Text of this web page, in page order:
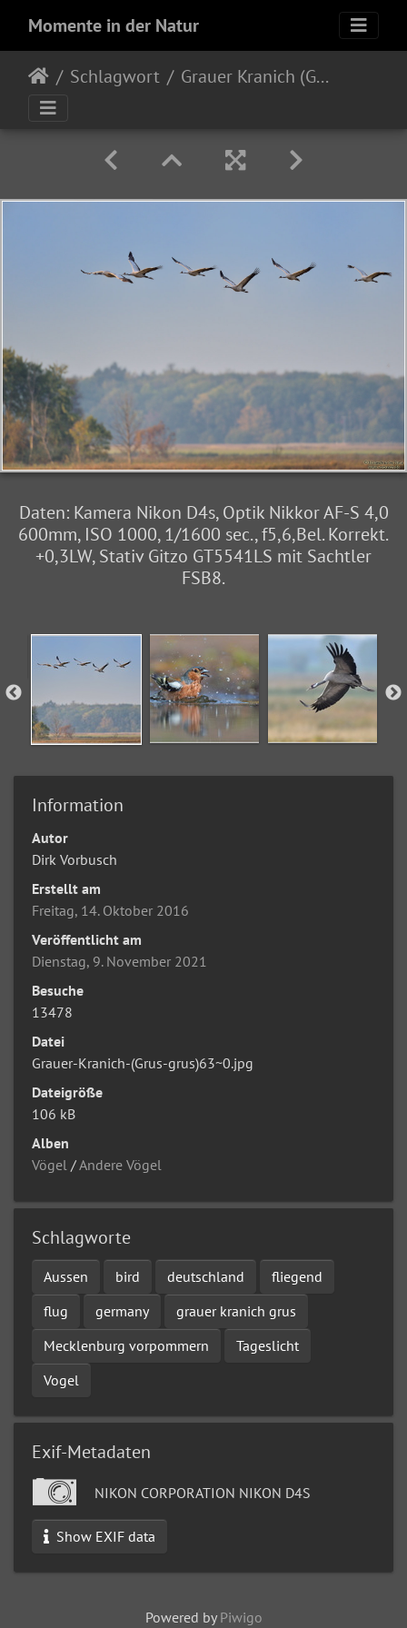
Momente in der Natur
Schlagwort Grauer Kranich (Grus grus)
Daten: Kamera Nikon D4s, Optik Nikkor AF-S 4,0
600mm, ISO 1000, 1/1600 sec., f5,6,Bel. Korrekt.
+0,3LW, Stativ Gitzo GT5541LS mit Sachtler
FSB8.
Information
Autor
Dirk Vorbusch
Erstellt am
Freitag, 14. Oktober 2016
Veröffentlicht am
Dienstag, 9. November 2021
Besuche
13478
Datei
Grauer-Kranich-(Grus-grus)63~0.jpg
Dateigröße
106 kB
Alben
Vögel /Andere Vögel
Schlagworte
Aussen bird deutschland
fliegend
flug
germany
grauer kranich grus
Mecklenburg vorpommern
Tageslicht
Vogel
Exif-Metadaten
NIKON CORPORATION NIKON D4S
Show EXIF data
Powered by Piwigo